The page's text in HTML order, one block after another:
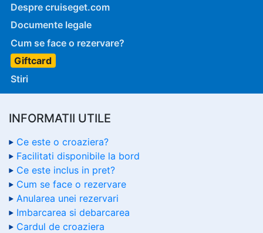
Despre cruiseget.com
Documente legale
Cum se face o rezervare?
Giftcard
Stiri
INFORMATII UTILE
Ce este o croaziera?
Facilitati disponibile la bord
Ce este inclus in pret?
Cum se face o rezervare
Anularea unei rezervari
Imbarcarea si debarcarea
Cardul de croaziera